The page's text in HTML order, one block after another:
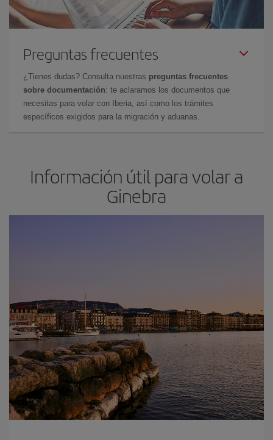
Preguntas frecuentes
¿Tienes dudas? Consulta nuestras preguntas frecuentes
sobre documentación: te aclaramos los documentos que
necesitas para volar con Iberia, así como los trámites
específicos exigidos para la migración y aduanas.
Información útil para volar a
Ginebra